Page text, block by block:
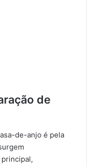
de
de-anjo é pela